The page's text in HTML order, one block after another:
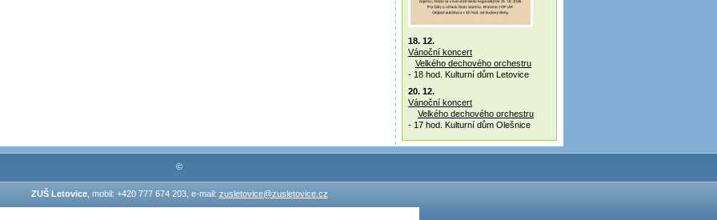
18. 12.
Vánoční koncert
Velkého dechového orchestru
- 18 hod. Kulturní dům Letovice
20. 12.
Vánoční koncert
Velkého dechového orchestru
- 17 hod. Kulturní dům Olešnice
©
ZUŠ Letovice, mobil: +420 777 674 203, e-mail: zusletovice@zusletovice.cz